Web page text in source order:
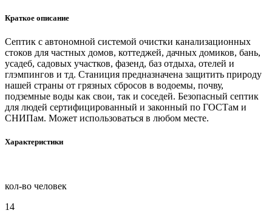
Краткое описание
Септик с автономной системой очистки канализационных
стоков для частных домов, коттеджей, дачных домиков, бань,
усадеб, садовых участков, фазенд, баз отдыха, отелей и
глэмпингов и тд. Станиция предназначена защитить природу
нашей страны от грязных сбросов в водоемы, почву,
подземные воды как свои, так и соседей. Безопасный септик
для людей сертифицированный и законный по ГОСТам и
СНИПам. Может использоваться в любом месте.
Характеристики
кол-во человек
14